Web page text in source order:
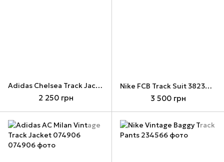
Adidas Chelsea Track Jacket w37768
2 250 грн
Nike FCB Track Suit 382348-669
3 500 грн